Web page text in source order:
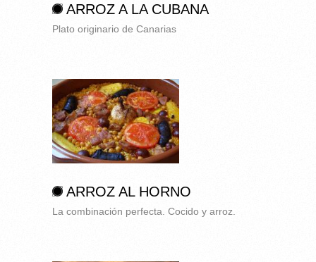
ARROZ A LA CUBANA
Plato originario de Canarias
ARROZ AL HORNO
La combinación perfecta. Cocido y arroz.